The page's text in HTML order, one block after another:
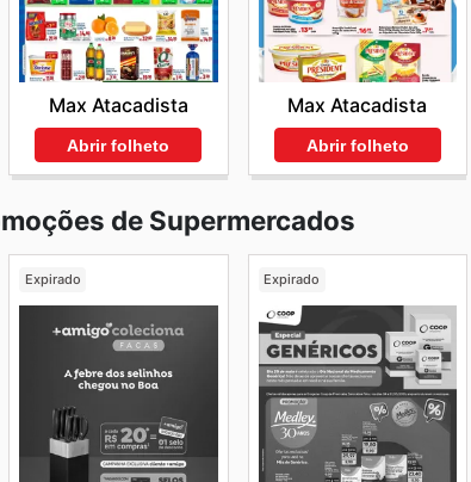
Max Atacadista
Abrir folheto
Max Atacadista
Abrir folheto
de Supermercados
Expirado Expirado